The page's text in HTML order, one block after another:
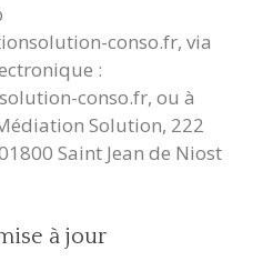
conso.fr, via
:
conso.fr, ou à
Solution, 222
Saint Jean de Niost
à jour